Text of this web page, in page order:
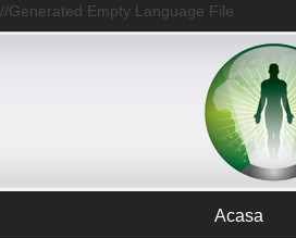
//Generated Empty Language File
Acasa